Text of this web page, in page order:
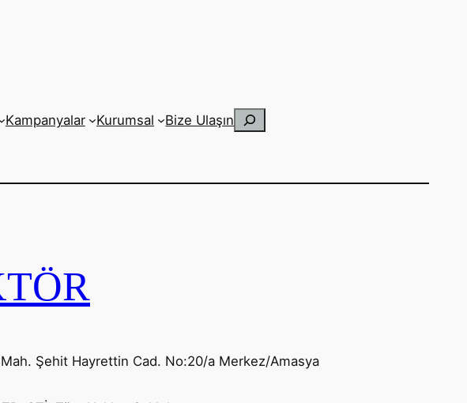
Kampanyalar Kurumsal Bize Ulaşın Ara
Şehit Hayrettin Cad. No:20/a Merkez/Amasya